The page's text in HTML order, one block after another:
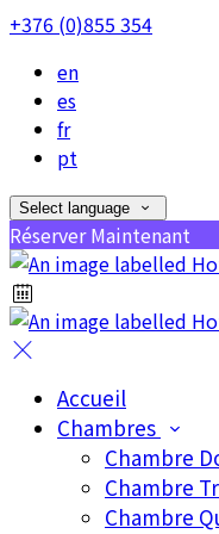
+376 (0)855 354
en
es
fr
pt
Select language
Réserver Maintenant
Accueil
Chambres
Chambre
Chambre
Chambre
•